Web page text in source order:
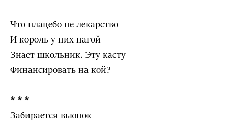
Что плацебо не лекарство
И король у них нагой –
Знает школьник. Эту касту
Финансировать на кой?
* * *
Забирается вьюнок